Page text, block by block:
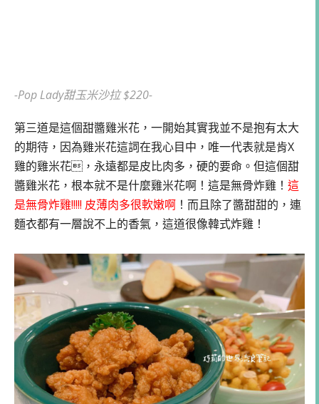
-Pop Lady甜玉米沙拉 $220-
第三道是這個甜醬雞米花，一開始其實我並不是抱有太大
的期待，因為雞米花這詞在我心目中，唯一代表就是肯X
雞的雞米花，永遠都是皮比肉多，硬的要命。但這個甜
醬雞米花，根本就不是什麼雞米花啊！這是無骨炸雞！ 這
是無骨炸雞!!!!! 皮薄肉多很軟嫩啊 ！而且除了醬甜甜的，連
麵衣都有一層說不上的香氣，這道很像韓式炸雞！